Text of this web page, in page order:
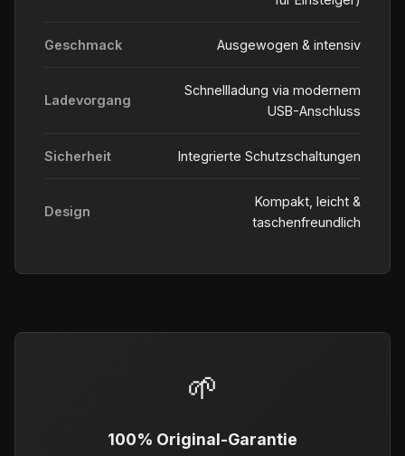
Geschmack Ausgewogen & intensiv
Ladevorgang
Schnellladung via modernem
USB-Anschluss
Sicherheit Integrierte Schutzschaltungen
Design
Kompakt, leicht &
taschenfreundlich
🌱
100% Original-Garantie